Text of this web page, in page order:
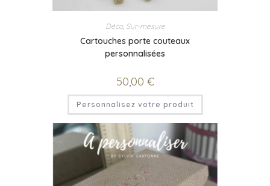
Déco, Sur-mesure
Cartouches porte couteaux
personnalisées
50,00 €
Personnalisez votre produit